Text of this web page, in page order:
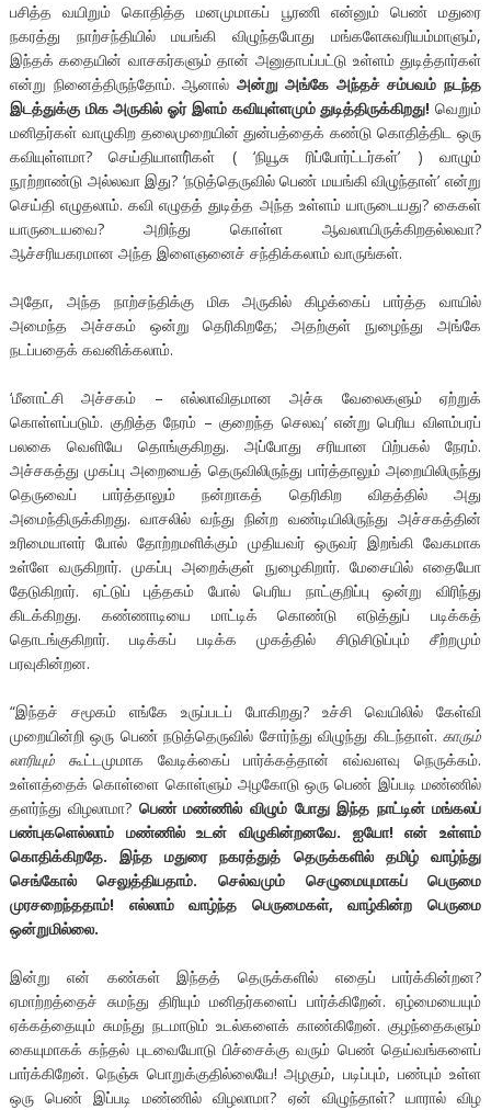
பசித்த வயிறும் கொதித்த மனமுமாகப் பூரணி என்னும் பெண் மதுரை
நகரத்து நாற்சந்தியில் மயங்கி விழுந்தபோது மங்களேசுவரியம்மாளும்,
இந்தக் கதையின் வாசகர்களும் தான் அனுதாபப்பட்டு உள்ளம் துடித்தார்கள்
என்று நினைத்திருந்தோம். ஆனால் அன்று அங்கே அந்தச் சம்பவம் நடந்த
இடத்துக்கு மிக அருகில் ஓர் இளம் கவியுள்ளமும் துடித்திருக்கிறது! வெறும்
மனிதர்கள் வாழுகிற தலைமுறையின் துன்பத்தைக் கண்டு கொதித்திட ஒரு
கவியுள்ளமா? செய்தியாளரி்கள் ( ‘நியூசு ரிப்போர்ட்டர்கள்’ ) வாழும்
நூற்றாண்டு அல்லவா இது? ‘நடுத்தெருவில் பெண் மயங்கி விழுந்தாள்’ என்று
செய்தி எழுதலாம். கவி எழுதத் துடித்த அந்த உள்ளம் யாருடையது? கைகள்
யாருடையவை? அறிந்து கொள்ள ஆவலாயிருக்கிறதல்லவா?
ஆச்சரியகரமான அந்த இளைஞனைச் சந்திக்கலாம் வாருங்கள்.
அதோ, அந்த நாற்சந்திக்கு மிக அருகில் கிழக்கைப் பார்த்த வாயில்
அமைந்த அச்சகம் ஒன்று தெரிகிறதே; அதற்குள் நுழைந்து அங்கே
நடப்பதைக் கவனிக்கலாம்.
‘மீனாட்சி அச்சகம் – எல்லாவிதமான அச்சு வேலைகளும் ஏற்றுக்
கொள்ளப்படும். குறித்த நேரம் – குறைந்த செலவு’ என்று பெரிய விளம்பரப்
பலகை வெளியே தொங்குகிறது. அப்போது சரியான பிற்பகல் நேரம்.
அச்சகத்து முகப்பு அறையைத் தெருவிலிருந்து பார்த்தாலும் அறையிலிருந்து
தெருவைப் பார்த்தாலும் நன்றாகத் தெரிகிற விதத்தில் அது
அமைந்திருக்கிறது. வாசலில் வந்து நின்ற வண்டியிலிருந்து அச்சகத்தின்
உரிமையாளர் போல் தோற்றமளிக்கும் முதியவர் ஒருவர் இறங்கி வேகமாக
உள்ளே வருகிறார். முகப்பு அறைக்குள் நுழைகிறார். மேசையில் எதையோ
தேடுகிறார். ஏட்டுப் புத்தகம் போல் பெரிய நாட்குறிப்பு ஒன்று விரிந்து
கிடக்கிறது. கண்ணாடியை மாட்டிக் கொண்டு எடுத்துப் படிக்கத்
தொடங்குகிறார். படிக்கப் படிக்க முகத்தில் சிடுசிடுப்பும் சீற்றமும்
பரவுகின்றன.
“இந்தச் சமூகம் எங்கே உருப்படப் போகிறது? உச்சி வெயிலில் கேள்வி
முறையின்றி ஒரு பெண் நடுத்தெருவில் சோர்ந்து விழுந்து கிடந்தாள்.காரும்
லாரியும்கூட்டமுமாக வேடிக்கைப் பார்க்கத்தான் எவ்வளவு நெருக்கம்.
உள்ளத்தைக் கொள்ளை கொள்ளும் அழகோடு ஒரு பெண் இப்படி மண்ணில்
தளர்ந்து விழலாமா? பெண் மண்ணில் விழும் போது இந்த நாட்டின் மங்கலப்
பண்புகளெல்லாம் மண்ணில் உடன் விழுகின்றனவே. ஐயோ! என் உள்ளம்
கொதிக்கிறதே. இந்த மதுரை நகரத்துத் தெருக்களில் தமிழ் வாழ்ந்து
செங்கோல் செலுத்தியதாம். செல்வமும் செழுமையுமாகப் பெருமை
முரசறைந்ததாம்! எல்லாம் வாழ்ந்த பெருமைகள், வாழ்கின்ற பெருமை
ஒன்றுமில்லை.
இன்று என் கண்கள் இந்தத் தெருக்களில் எதைப் பார்க்கின்றன?
ஏமாற்றத்தைச் சுமந்து திரியும் மனிதர்களைப் பார்க்கிறேன். ஏழ்மையையும்
ஏக்கத்தையும் சுமந்து நடமாடும் உடல்களைக் காண்கிறேன். குழந்தைகளும்
கையுமாகக் கந்தல் புடவையோடு பிச்சைக்கு வரும் பெண் தெய்வங்களைப்
பார்க்கிறேன். நெஞ்சு பொறுக்குதில்லையே! அழகும், படிப்பும், பண்பும் உள்ள
ஒரு பெண் இப்படி மண்ணில் விழலாமா? ஏன் விழுந்தாள்? யாரால் விழ